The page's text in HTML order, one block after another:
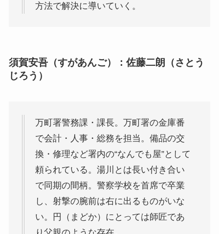
方法で解決に導いていく。
須賀安吾（すがあんご）：佐藤二朗（さとう
じろう）
万町署警務課・課長。万町署の金庫番
で会計・人事・総務を担当。備品の交
換・修理など署内の“なんでも屋”として
頼られている。湯川とは長い付き合い
で同期の間柄。警察学校を首席で卒業
し、射撃の腕前は右に出るものがいな
い。円（まどか）にとっては師匠であ